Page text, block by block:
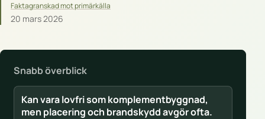
Faktagranskad mot primärkälla
20 mars 2026
Snabb överblick
Kan vara lovfri som komplementbyggnad,
men placering och brandskydd avgör ofta.